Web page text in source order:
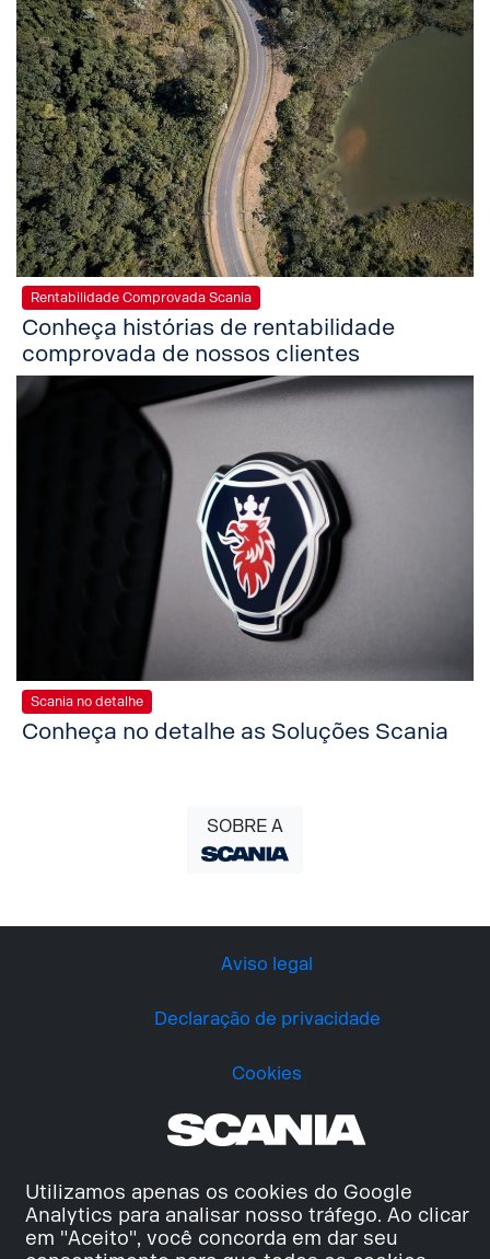
Utilizamos apenas os cookies do Google
Analytics para analisar nosso tráfego. Ao clicar
em "Aceito", você concorda em dar seu
Rentabilidade Comprovada Scania
Conheça histórias de rentabilidade
comprovada de nossos clientes
Scania no detalhe
Conheça no detalhe as Soluções Scania
SOBRE A
Aviso legal
Declaração de privacidade
Cookies